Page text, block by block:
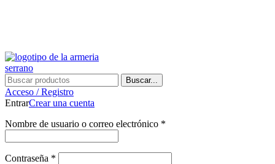
Buscar...
Acceso / Registro
EntrarCrear una cuenta
Nombre de usuario o correo electrónico *
Contraseña *